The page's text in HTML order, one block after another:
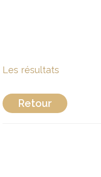
Les résultats
Retour